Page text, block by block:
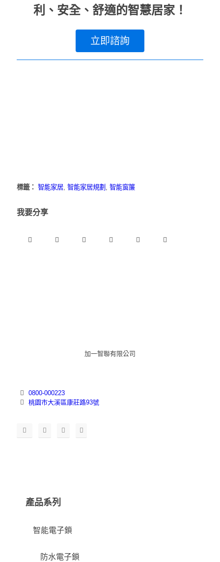
利、安全、舒適的智慧居家！
立即諮詢
標籤： 智能家居, 智能家居規劃 , 智能窗簾
我要分享
加一智聯有限公司
0800-000223
桃園市大溪區康莊路93號
產品系列
智能電子鎖
防水電子鎖